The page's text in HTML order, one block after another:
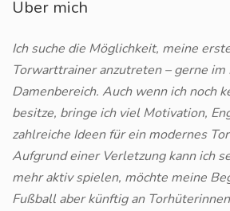
Über mich
Ich suche die Möglichkeit, meine
Torwarttrainer anzutreten – gerne
Damenbereich. Auch wenn ich noch
besitze, bringe ich viel Motivation,
zahlreiche Ideen für ein modernes
Aufgrund einer Verletzung kann ich
mehr aktiv spielen, möchte meine
Fußball aber künftig an